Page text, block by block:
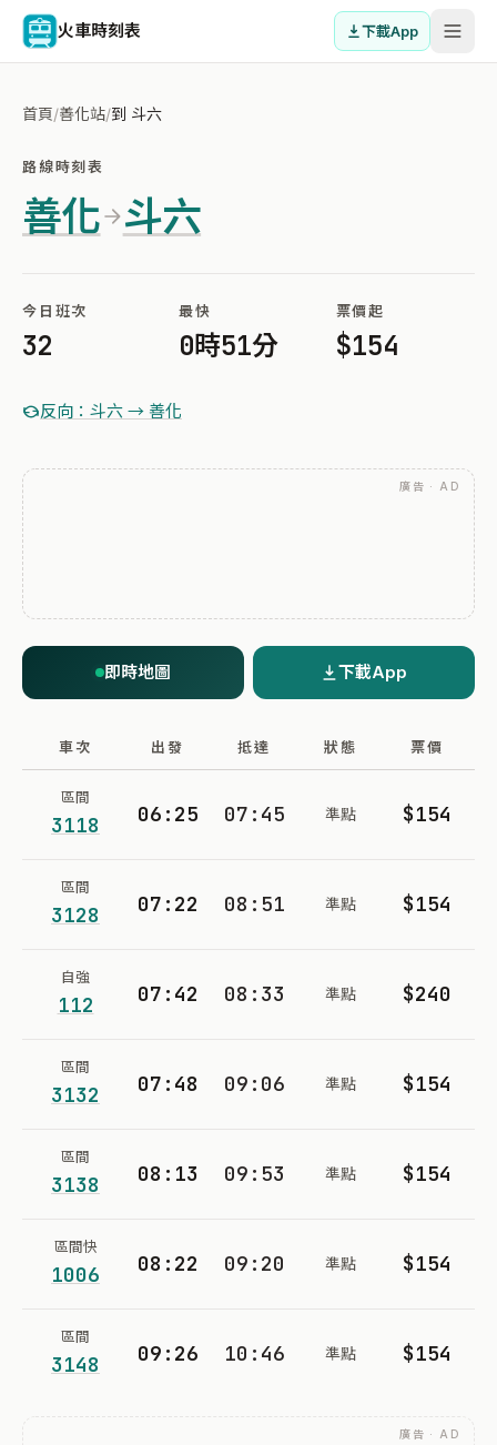
火車時刻表 下載App
首頁/善化站/到 斗六
路線時刻表
善化 斗六
今日班次
32
最快
0時51分
票價起
$154
反向：斗六 → 善化
廣告 · AD
即時地圖 下載App
車次 出發 抵達 狀態 票價
區間
3118 06:25 07:45 準點 $154
區間
3128 07:22 08:51 準點 $154
自強
112 07:42 08:33 準點 $240
區間
3132 07:48 09:06 準點 $154
區間
3138 08:13 09:53 準點 $154
區間快
1006 08:22 09:20 準點 $154
區間
3148 09:26 10:46 準點 $154
廣告 · AD